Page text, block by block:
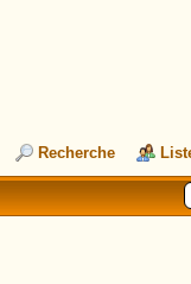
Recherche